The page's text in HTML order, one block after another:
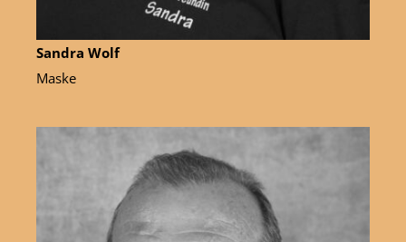
Sandra Wolf
Maske